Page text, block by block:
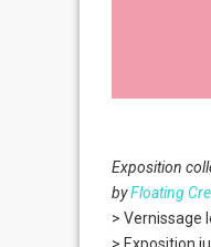
Exposition
byFloating
> Vernissage